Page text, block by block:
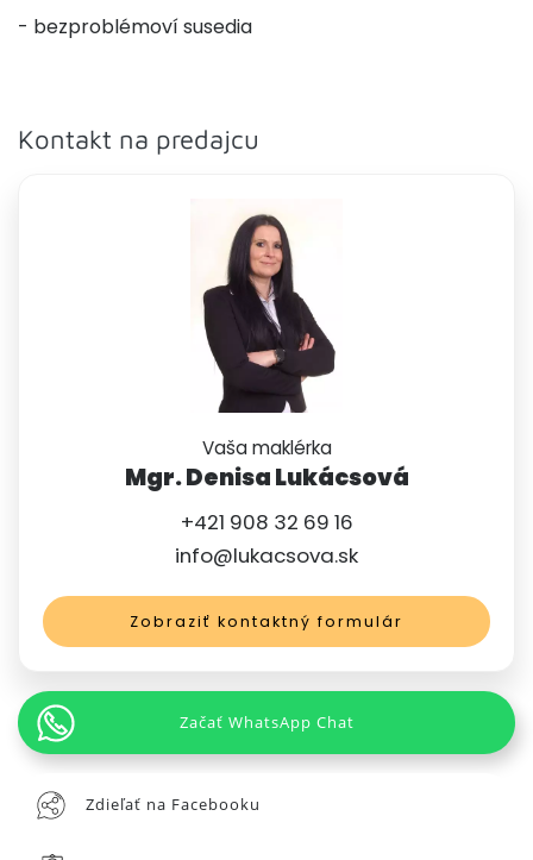
- bezproblémoví susedia
Kontakt na predajcu
Vaša maklérka
Mgr. Denisa Lukácsová
+421 908 32 69 16
info@lukacsova.sk
Zobraziť kontaktný formulár
Začať WhatsApp Chat
Zdieľať na Facebooku